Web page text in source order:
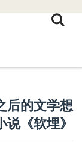
后的文学想
《软埋》